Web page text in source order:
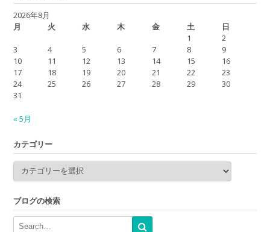
2026年8月
月
火 水 木 金 土
日
1
2
3
4 5 6 7 8
9
10
11 12 13 14 15
16
17
18 19 20 21 22
23
24
25 26 27 28 29
30
31
« 5月
カテゴリー
カ
リ
ー
ブログの検索